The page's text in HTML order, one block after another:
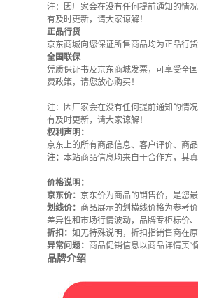
注：因厂家会在没有任何提前通知的情
有及时更新，请大家谅解！
正品行货
京东商城向您保证所售商品均为正品行
全国联保
凭质保证书及京东商城发票，可享受全
费政策，请您放心购买！
注：因厂家会在没有任何提前通知的情
有及时更新，请大家谅解！
权利声明：
京东上的所有商品信息、客户评价、商
注： 本站商品信息均来自于合作方，其
价格说明：
京东价： 京东价为商品的销售价，是您
划线价： 商品展示的划横线价格为参考
差异性和市场行情波动，品牌专柜标价
折扣： 如无特殊说明，折扣指销售商在
异常问题： 商品促销信息以商品详情页“
品牌介绍